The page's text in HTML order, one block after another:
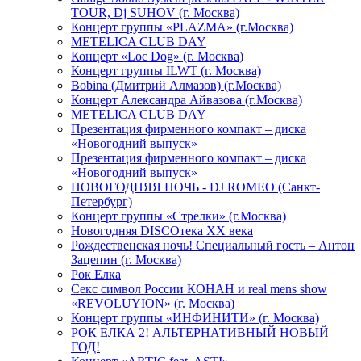
TOUR, Dj SUHOV (г. Москва)
Концерт группы «PLAZMA» (г.Москва)
METELICA CLUB DAY
Концерт «Loc Dog» (г. Москва)
Концерт группы ILWT (г. Москва)
Bobina (Дмитрий Алмазов) (г.Москва)
Концерт Александра Айвазова (г.Москва)
METELICA CLUB DAY
Презентация фирменного компакт – диска
«Новогодний выпуск»
Презентация фирменного компакт – диска
«Новогодний выпуск»
НОВОГОДНЯЯ НОЧЬ - DJ ROMEO (Санкт-
Петербург)
Концерт группы «Стрелки» (г.Москва)
Новогодняя DISCOтека ХХ века
Рождественская ночь! Специальный гость – Антон
Зацепин (г. Москва)
Рок Елка
Секс символ России КОНАН и real mens show
«REVOLUYION» (г. Москва)
Концерт группы «ИНФИНИТИ» (г. Москва)
РОК ЕЛКА 2! АЛЬТЕРНАТИВНЫЙ НОВЫЙ
ГОД!